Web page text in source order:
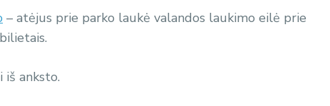
– atėjus prie parko laukė valandos laukimo eilė prie
anksto.